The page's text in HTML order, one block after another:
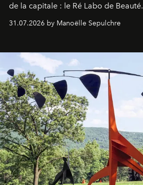
de la capitale : le Ré Labo de Beauté.
31.07.2026 by Manoëlle Sepulchre